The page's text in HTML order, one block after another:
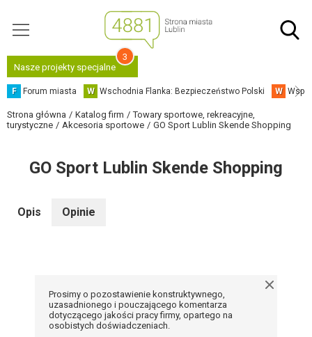
Nasze projekty specjalne
3
F Forum miasta W Wschodnia Flanka: Bezpieczeństwo Polski W
Strona główna Katalog firm
Towary sportowe, rekreacyjne,
turystyczne
Akcesoria sportowe GO Sport Lublin Skende Shopping
GO Sport Lublin Skende Shopping
Opis Opinie
Prosimy o pozostawienie konstruktywnego,
uzasadnionego i pouczającego komentarza
dotyczącego jakości pracy firmy, opartego na
osobistych doświadczeniach.